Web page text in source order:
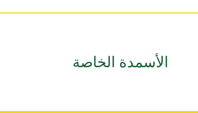
الأسمدة الخاصة